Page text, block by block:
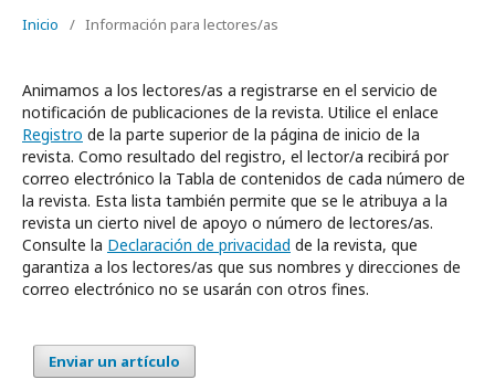
Inicio / Información para lectores/as
Animamos a los lectores/as a registrarse en el servicio de
notificación de publicaciones de la revista. Utilice el enlace
Registro de la parte superior de la página de inicio de la
revista. Como resultado del registro, el lector/a recibirá por
correo electrónico la Tabla de contenidos de cada número de
la revista. Esta lista también permite que se le atribuya a la
revista un cierto nivel de apoyo o número de lectores/as.
Consulte la Declaración de privacidad de la revista, que
garantiza a los lectores/as que sus nombres y direcciones de
correo electrónico no se usarán con otros fines.
Enviar un artículo